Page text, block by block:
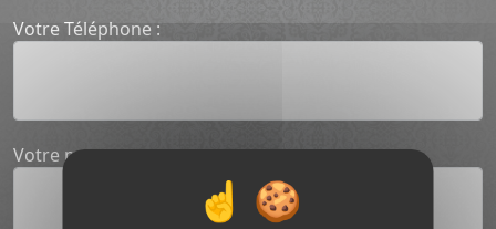
Votre Téléphone :
Votre message